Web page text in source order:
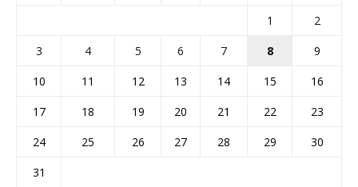
1
2
3
4 5 6 7 8
9
10
11 12 13 14 15
16
17
18 19 20 21 22
23
24
25 26 27 28 29
30
31